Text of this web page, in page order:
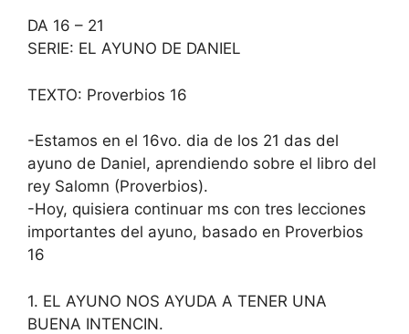
DA 16 – 21
SERIE: EL AYUNO DE DANIEL
TEXTO: Proverbios 16
-Estamos en el 16vo. dia de los 21 das del
ayuno de Daniel, aprendiendo sobre el libro del
rey Salomn (Proverbios).
-Hoy, quisiera continuar ms con tres lecciones
importantes del ayuno, basado en Proverbios
16
1. EL AYUNO NOS AYUDA A TENER UNA
BUENA INTENCIN.